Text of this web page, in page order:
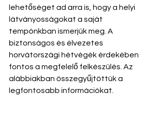
lehetőséget ad arra is, hogy a helyi
látványosságokat a saját
tempónkban ismerjük meg. A
biztonságos és élvezetes
horvátországi hétvégék érdekében
fontos a megfelelő felkészülés. Az
alábbiakban összegyűjtöttük a
legfontosabb információkat.